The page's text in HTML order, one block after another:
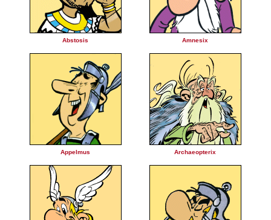
Abstosis Amnesix
Appelmus Archaeopterix